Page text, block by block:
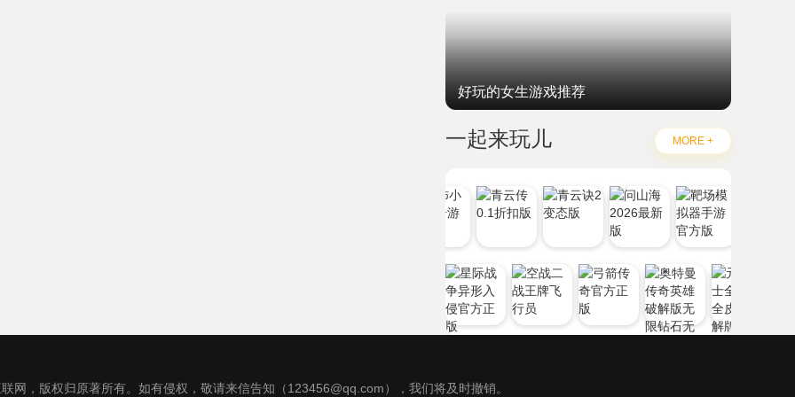
好玩的女生游戏推荐
一起来玩儿 MORE +
网，版权归原著所有。如有侵权，敬请来信告知（123456@qq.com），我们将及时撤销。